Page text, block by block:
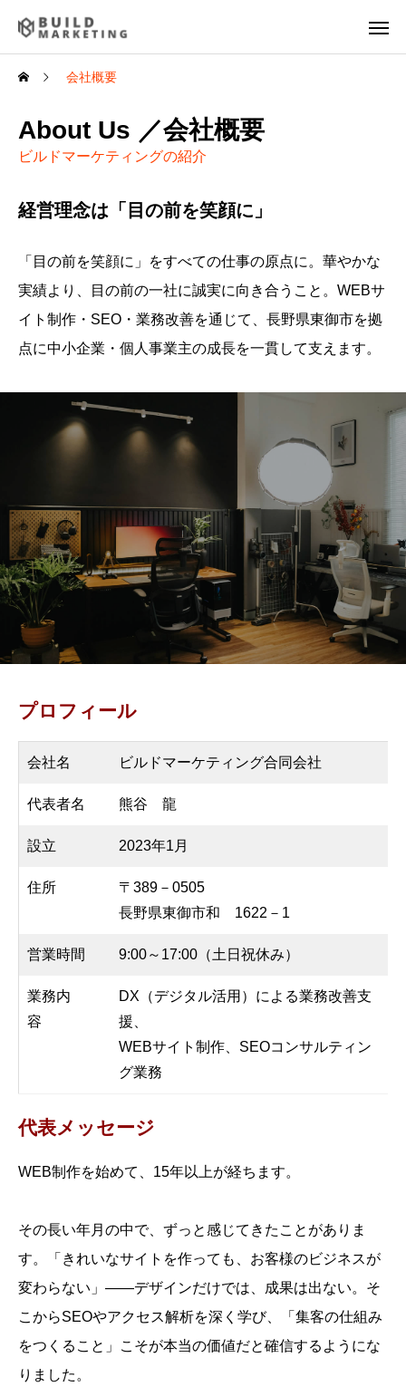
会社概要
About Us ／会社概要
ビルドマーケティングの紹介
経営理念は「目の前を笑顔に」
「目の前を笑顔に」をすべての仕事の原点に。華やかな
実績より、目の前の一社に誠実に向き合うこと。WEBサ
イト制作・SEO・業務改善を通じて、長野県東御市を拠
点に中小企業・個人事業主の成長を一貫して支えます。
プロフィール
会社名 ビルドマーケティング合同会社
代表者名 熊谷 龍
設立 2023年1月
住所
〒389－0505
長野県東御市和 1622－1
営業時間 9:00～17:00（土日祝休み）
業務内
容
DX（デジタル活用）による業務改善支
援、
WEBサイト制作、SEOコンサルティン
グ業務
代表メッセージ
WEB制作を始めて、15年以上が経ちます。
その長い年月の中で、ずっと感じてきたことがありま
す。「きれいなサイトを作っても、お客様のビジネスが
変わらない」——デザインだけでは、成果は出ない。そ
こからSEOやアクセス解析を深く学び、「集客の仕組み
をつくること」こそが本当の価値だと確信するようにな
りました。